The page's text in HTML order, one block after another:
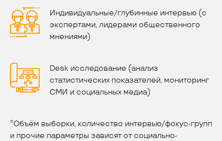
Индивидуальные/глубинные интервью (с
экспертами, лидерами общественного
мнениями)
Desk исследование (анализ
статистических показателей, мониторинг
СМИ и социальных медиа)
*Объём выборки, количество интервью/фокус-групп
и прочие параметры зависят от социально-